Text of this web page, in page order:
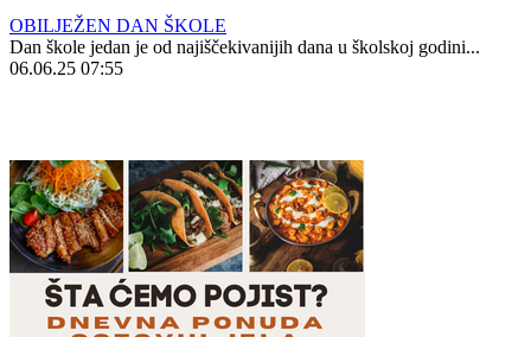
OBILJEŽEN DAN ŠKOLE
Dan škole jedan je od najiščekivanijih dana u školskoj godini...
06.06.25 07:55